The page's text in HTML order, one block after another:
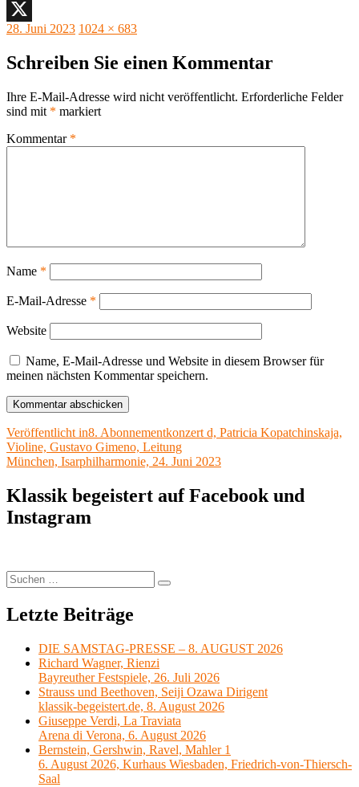
Facebook
X
Veröffentlicht
28. Juni 2023 Originalgröße
1024 × 683
Schreiben Sie einen Kommentar
Ihre E-Mail-Adresse wird nicht veröffentlicht. Erforderliche Felder
sind mit * markiert
Kommentar *
Name *
E-Mail-Adresse *
Website
Name, E-Mail-Adresse und Website in diesem Browser für
meinen nächsten Kommentar speichern.
Beitragsnavigation
Veröffentlicht in8. Abonnementkonzert d, Patricia Kopatchinskaja,
Violine, Gustavo Gimeno, Leitung
München, Isarphilharmonie, 24. Juni 2023
Klassik begeistert auf Facebook und
Instagram
Suchen
nach:
Suchen
Letzte Beiträge
DIE SAMSTAG-PRESSE – 8. AUGUST 2026
Richard Wagner, Rienzi
Bayreuther Festspiele, 26. Juli 2026
Strauss und Beethoven, Seiji Ozawa Dirigent
klassik-begeistert.de, 8. August 2026
Giuseppe Verdi, La Traviata
Arena di Verona, 6. August 2026
Bernstein, Gershwin, Ravel, Mahler 1
6. August 2026, Kurhaus Wiesbaden, Friedrich-von-Thiersch-
Saal